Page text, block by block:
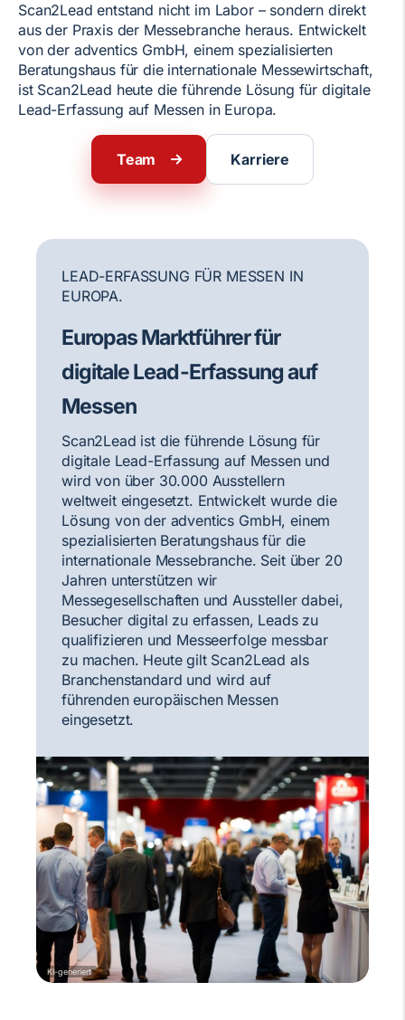
Scan2Lead entstand nicht im Labor – sondern direkt
aus der Praxis der Messebranche heraus. Entwickelt
von der adventics GmbH, einem spezialisierten
Beratungshaus für die internationale Messewirtschaft,
ist Scan2Lead heute die führende Lösung für digitale
Lead-Erfassung auf Messen in Europa.
Team Karriere
KI-generiert
LEAD-ERFASSUNG FÜR MESSEN IN
EUROPA.
Europas Marktführer für
digitale Lead-Erfassung auf
Messen
Scan2Lead ist die führende Lösung für
digitale Lead-Erfassung auf Messen und
wird von über 30.000 Ausstellern
weltweit eingesetzt. Entwickelt wurde die
Lösung von der adventics GmbH, einem
spezialisierten Beratungshaus für die
internationale Messebranche. Seit über 20
Jahren unterstützen wir
Messegesellschaften und Aussteller dabei,
Besucher digital zu erfassen, Leads zu
qualifizieren und Messeerfolge messbar
zu machen. Heute gilt Scan2Lead als
Branchenstandard und wird auf
führenden europäischen Messen
eingesetzt.